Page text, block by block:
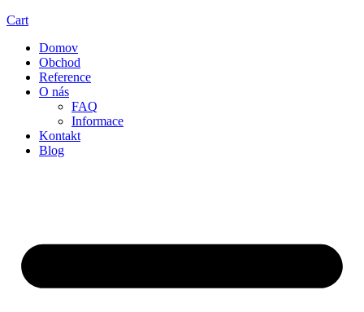
Cart
Domov
Obchod
Reference
O nás
FAQ
Informace
Kontakt
Blog